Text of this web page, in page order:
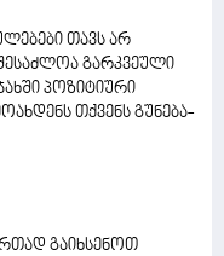
თავს არ
გარკვეული
პოზიტიური
თქვენს გუნება-
გაიხსენოთ